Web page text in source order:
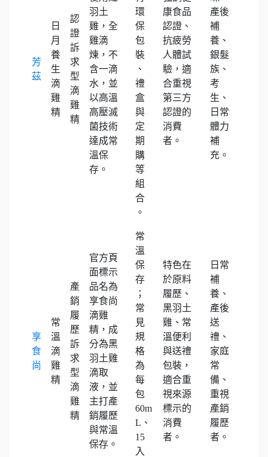
芳
茲
日
月
養
生
滴
雞
精
認
證
訴
求
型
滴
雞
精
羽土
雞，全
雞滴
煉，不
含一滴
水，並
以高溫
高壓滅
菌技術
達成常
溫保
存。
環
保
包
裝
、
禮
盒
與
定
期
購
等
組
合
。
康食品
認證、
抗疲勞
人體試
驗，適
合重視
第三方
認證的
消費
者。
產後
補
養、
銀髮
族、
考
生、
日常
體力
補
充。
享
食
尚
常
溫
滴
雞
精
產
銷
履
歷
訴
求
型
滴
雞
精
官方頁
面標示
品名為
享食尚
滴雞
精，成
分為黑
羽土雞
滴取
液，並
主打產
銷履歷
與常溫
保存。
常
溫
保
存
；
常
見
規
格
為
每
包
60m
L、
15
入
特色在
於原料
履歷、
黑羽土
雞、常
溫便利
與送禮
包裝，
適合重
視來源
標示的
消費
者。
日常
補
養、
產後
送
禮、
家庭
常
備、
重視
產銷
履歷
者。